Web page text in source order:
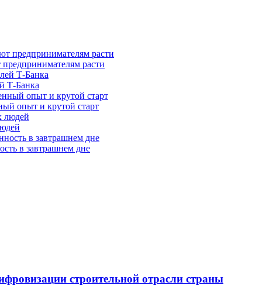
расти
Т-Банка
опыт и крутой старт
в завтрашнем дне
строительной отрасли страны